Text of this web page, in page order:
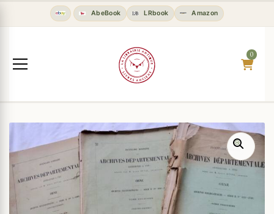
AbeBook LRbook Amazon
0